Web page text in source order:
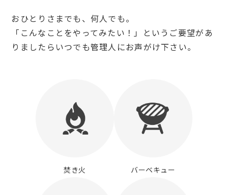
おひとりさまでも、何人でも。
「こんなことをやってみたい！」というご要望があ
りましたらいつでも管理人にお声がけ下さい。
焚き火 バーベキュー